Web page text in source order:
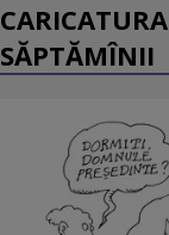
CARICATURA
SĂPTĂMÎNII